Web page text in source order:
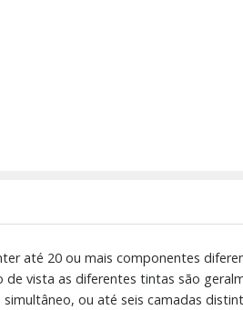
até 20 ou mais componentes
vista as diferentes tintas são
ou até seis camadas